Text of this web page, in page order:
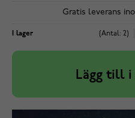
Gratis leverans
I lager (Antal: 2)
Lägg till i